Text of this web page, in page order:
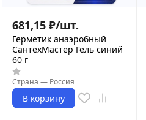
681,15 ₽/шт.
Герметик анаэробный
СантехМастер Гель синий
60 г
Страна — Россия
В корзину